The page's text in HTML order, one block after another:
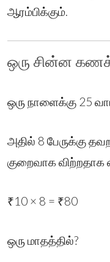
ஆரம்பிக்கும்.
ஒரு சின்ன
ஒரு நாளைக்கு 25
அதில் 8 பேருக்கு
குறைவாக
₹10 × 8 = ₹80
ஒரு மாதத்தில்?